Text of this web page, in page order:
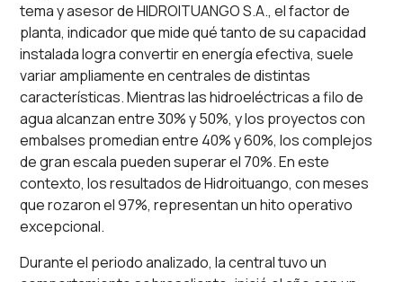
tema y asesor de HIDROITUANGO S.A., el factor de
planta, indicador que mide qué tanto de su capacidad
instalada logra convertir en energía efectiva, suele
variar ampliamente en centrales de distintas
características. Mientras las hidroeléctricas a filo de
agua alcanzan entre 30% y 50%, y los proyectos con
embalses promedian entre 40% y 60%, los complejos
de gran escala pueden superar el 70%. En este
contexto, los resultados de Hidroituango, con meses
que rozaron el 97%, representan un hito operativo
excepcional.
Durante el periodo analizado, la central tuvo un